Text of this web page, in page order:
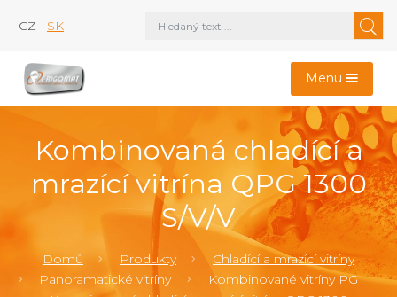
CZ SK
Menu
Kombinovaná chladící a
mrazící vitrína QPG 1300
S/V/V
Domů Produkty
Chladící a mrazící vitríny
Panoramatické vitríny
Kombinované vitríny PG